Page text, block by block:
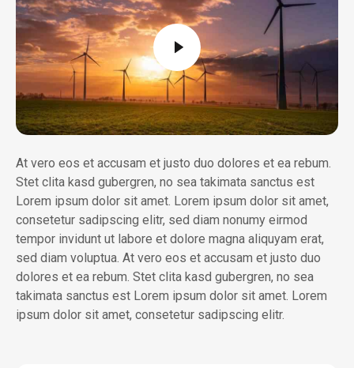
At vero eos et accusam et justo duo dolores et ea rebum.
Stet clita kasd gubergren, no sea takimata sanctus est
Lorem ipsum dolor sit amet. Lorem ipsum dolor sit amet,
consetetur sadipscing elitr, sed diam nonumy eirmod
tempor invidunt ut labore et dolore magna aliquyam erat,
sed diam voluptua. At vero eos et accusam et justo duo
dolores et ea rebum. Stet clita kasd gubergren, no sea
takimata sanctus est Lorem ipsum dolor sit amet. Lorem
ipsum dolor sit amet, consetetur sadipscing elitr.